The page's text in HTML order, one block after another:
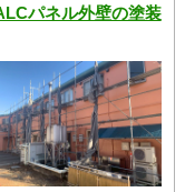
パネル外壁の塗装